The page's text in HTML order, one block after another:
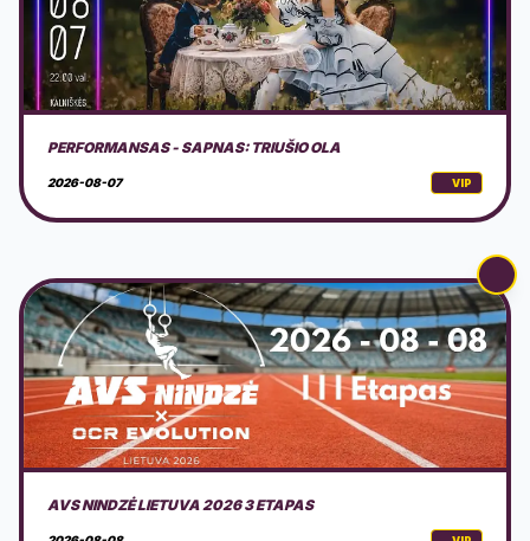
AVS NINDZĖ LIETUVA 2026 3 ETAPAS
2026-08-08 VIP
DOVILŲ KURORTO ŠVENTĖ 2026 + PROGRAMA